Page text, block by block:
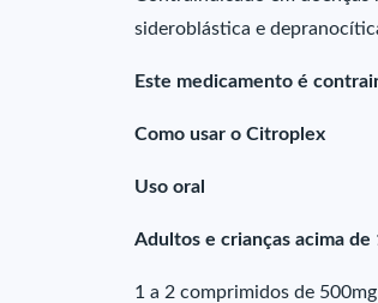
sideroblástica e
Este medicamento é
Como usar o Citroplex
Uso oral
Adultos e crianças acima de
1 a 2 comprimidos de